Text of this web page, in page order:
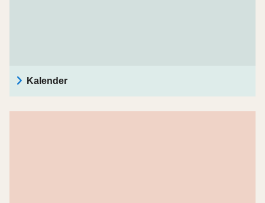
Kalender